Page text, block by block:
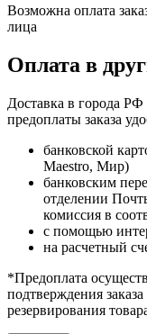
Возможна оплата
лица
Оплата в
Доставка в города РФ
предоплаты заказа
банковской
Maestro, Мир)
банковским
отделении
комиссия в
с помощью
на расчетный
*Предоплата
подтверждения
резервирования